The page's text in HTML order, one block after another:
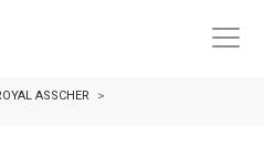
ASSCHER